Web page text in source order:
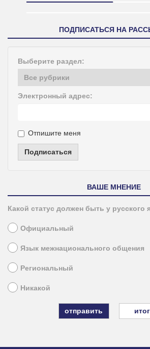
ПОДПИСАТЬСЯ НА
Выберите раздел:
Электронный адрес:
Отпишите меня
Подписаться
ВАШЕ МНЕНИЕ
Какой статус должен быть у русского
Официальный
Язык межнационального общения
Региональный
Никакой